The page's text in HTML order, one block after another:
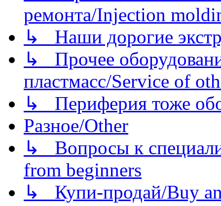
ремонта/Injection
↳ Наши дорогие
↳ Прочее
пластмасс/Service of
↳ Периферия тоже
Разное/Other
↳ Вопросы к
from beginners
↳ Купи-продай/Buy